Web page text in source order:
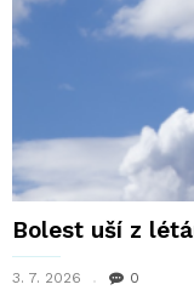
Bolest uší z
3. 7. 2026 0